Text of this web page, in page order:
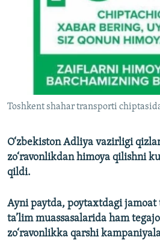
Toshkent shahar transporti
O‘zbekiston Adliya vazirligi
zo‘ravonlikdan himoya qilishni
qildi.
Ayni paytda, poytaxtdagi
ta’lim muassasalarida ham
zo‘ravonlikka qarshi